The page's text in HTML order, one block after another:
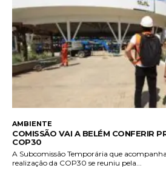
AMBIENTE
COMISSÃO VAI A BELÉM CONFERIR
COP30
A Subcomissão Temporária que
realização da COP30 se reuniu pela...